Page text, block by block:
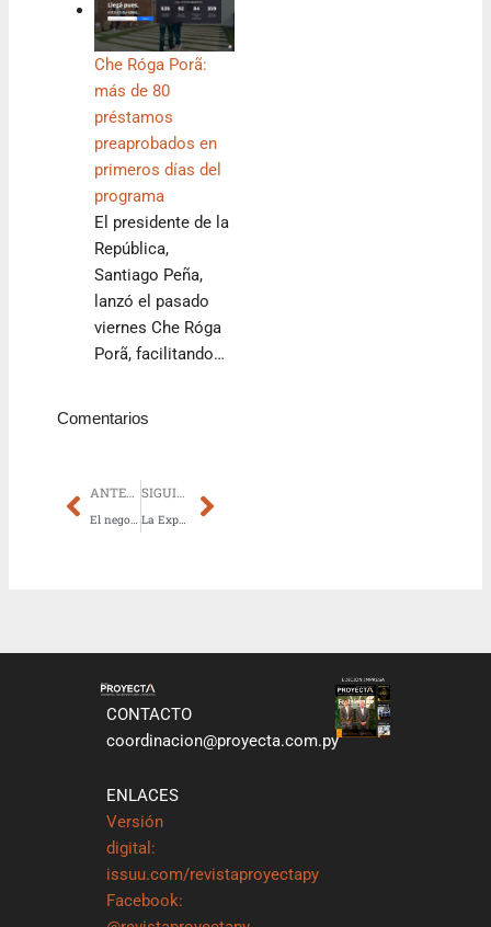
Che Róga Porã:
más de 80
préstamos
preaprobados en
primeros días del
programa
El presidente de la
República,
Santiago Peña,
lanzó el pasado
viernes Che Róga
Porã, facilitando…
Comentarios
PrevANTERIOR
El negocio inmobiliario en Paraguay crecería un 5 % este año, impulsado por el auge en el sector
SIGUIENTE
La ExpoPy 2025 abre sus puertas este 12 de julio y marca una nueva etapa para la feria más grande del país
Next
CONTACTO
coordinacion@proyecta.com.py
ENLACES
Versión
digital:
issuu.com/revistaproyectapy
Facebook: